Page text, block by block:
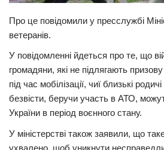
Події
Кримінал
Трагедії
Курйози
Суспільство
Культура
Про це повідомили у пресслужбі
ветеранів.
У повідомленні йдеться про те, що
громадяни, які не підлягають
під час мобілізації, чиї близькі
безвісти, беручи участь в АТО,
України в період воєнного стану.
У міністерстві також заявили, що
ухвалено, щоб уникнути